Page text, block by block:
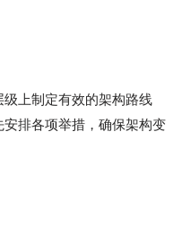
上制定有效的架构路线
排各项举措，确保架构变